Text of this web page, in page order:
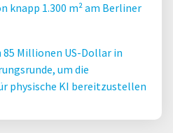
knapp 1.300 m² am Berliner
85 Millionen US-Dollar in
um die
physische KI bereitzustellen